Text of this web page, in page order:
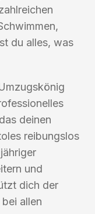
du alles, was
deinen
reibungslos
und
dich der
allen